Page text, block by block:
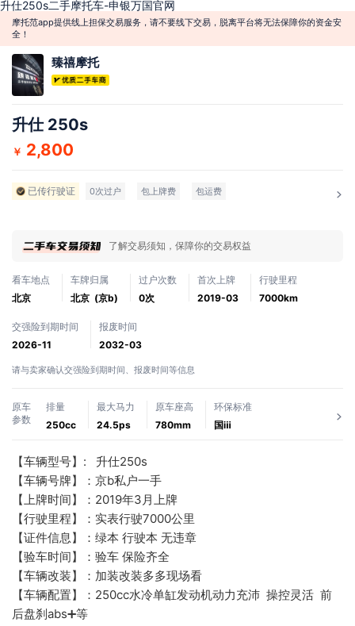
升仕250s二手摩托车-申银万国官网
摩托范app提供线上担保交易服务，请不要线下交易，脱离平台将无法保障你的资金安
全！
臻禧摩托
升仕 250s
￥ 2,800
已传行驶证 0次过户 包上牌费 包运费
了解交易须知，保障你的交易权益
看车地点
北京
车牌归属
北京 (京b)
过户次数
0次
首次上牌
2019-03
行驶里程
7000km
交强险到期时间
2026-11
报废时间
2032-03
请与卖家确认交强险到期时间、报废时间等信息
原车
参数
排量
250cc
最大马力
24.5ps
原车座高
780mm
环保标准
国ⅲ
【车辆型号】:   升仕250s
【车辆号牌】：京b私户一手
【上牌时间】：2019年3月上牌
【行驶里程】：实表行驶7000公里
【证件信息】：绿本 行驶本 无违章
【验车时间】：验车 保险齐全
【车辆改装】：加装改装多多现场看
【车辆配置】：250cc水冷单缸发动机动力充沛  操控灵活  前
后盘刹abs➕等